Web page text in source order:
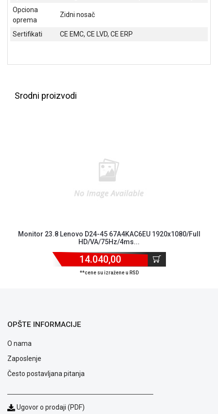
Opšti
kolačićima
Opciona
oprema
Zidni nosač
Sertifikati CE EMC, CE LVD, CE ERP
Srodni proizvodi
Monitor 23.8 Lenovo D24-45 67A4KAC6EU 1920x1080/Full
HD/VA/75Hz/4ms...
14.040,00
**cene su izražene u RSD
OPŠTE INFORMACIJE
O nama
Zaposlenje
Često postavljana pitanja
Ugovor o prodaji (PDF)